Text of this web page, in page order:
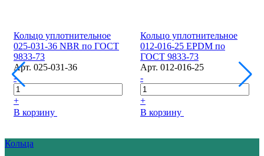
Кольцо уплотнительное
025-031-36 NBR по ГОСТ
9833-73
Арт. 025-031-36
-
+
В корзину
Кольцо уплотнительное
012-016-25 EPDM по
ГОСТ 9833-73
Арт. 012-016-25
-
+
В корзину
Кольца